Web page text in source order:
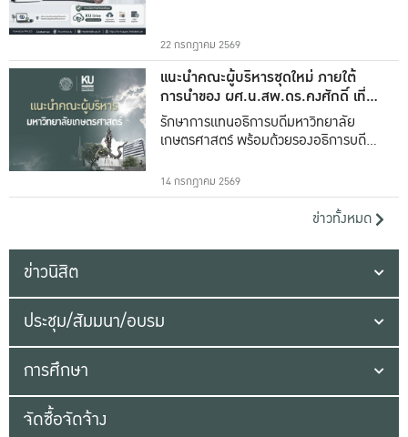
22 กรกฎาคม 2569
แนะนำคณะผู้บริหารชุดใหม่ ภายใต้
การนำของ ผศ.น.สพ.ดร.คงศักดิ์ เที่ยง
ธรรม
รักษาการแทนอธิการบดีมหาวิทยาลัย
เกษตรศาสตร์ พร้อมด้วยรองอธิการบดีทั้ง
14 กรกฎาคม 2569
ข่าวทั้งหมด
ข่าวนิสิต
ประชุม/สัมมนา/อบรม
การศึกษา
จัดซื้อจัดจ้าง